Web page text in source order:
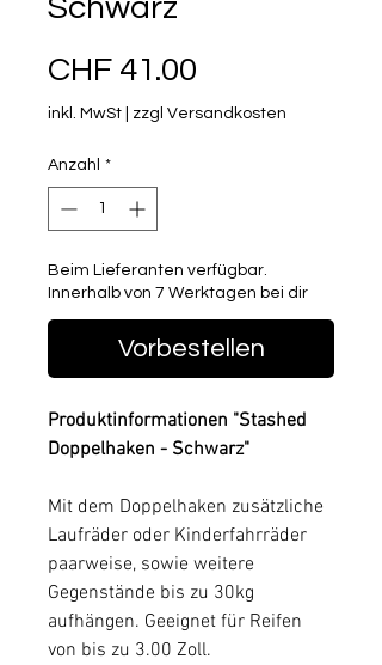
Schwarz
CHF 41.00
inkl. MwSt zzgl Versandkosten
Anzahl *
Beim Lieferanten verfügbar.
Innerhalb von 7 Werktagen bei dir
Vorbestellen
Produktinformationen "Stashed
Doppelhaken - Schwarz"
Mit dem Doppelhaken zusätzliche
Laufräder oder Kinderfahrräder
paarweise, sowie weitere
Gegenstände bis zu 30kg
aufhängen. Geeignet für Reifen
von bis zu 3.00 Zoll.